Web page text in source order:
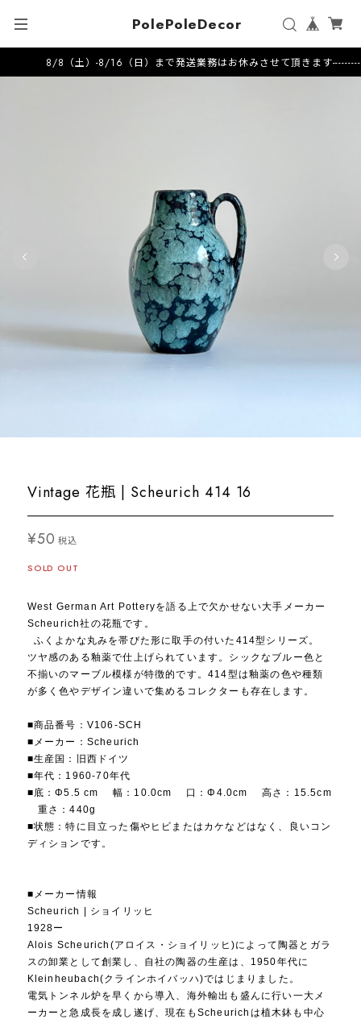
PolePoleDecor
8/8（土）-8/16（日）まで発送業務はお休みさせて頂きます
Vintage 花瓶 | Scheurich 414 16
¥50 税込
SOLD OUT
West German Art Potteryを語る上で欠かせない大手メーカー
Scheurich社の花瓶です。
ふくよかな丸みを帯びた形に取手の付いた414型シリーズ。
ツヤ感のある釉薬で仕上げられています。シックなブルー色と
不揃いのマーブル模様が特徴的です。414型は釉薬の色や種類
が多く色やデザイン違いで集めるコレクターも存在します。
■商品番号：V106-SCH
■メーカー：Scheurich
■生産国：旧西ドイツ
■年代：1960-70年代
■底：Φ5.5 cm 幅：10.0cm 口：Φ4.0cm 高さ：15.5cm
重さ：440g
■状態：特に目立った傷やヒビまたはカケなどはなく、良いコン
ディションです。
■メーカー情報
Scheurich | ショイリッヒ
1928ー
Alois Scheurich(アロイス・ショイリッヒ)によって陶器とガラ
スの卸業として創業し、自社の陶器の生産は、1950年代に
Kleinheubach(クラインホイバッハ)ではじまりました。
電気トンネル炉を早くから導入、海外輸出も盛んに行い一大メ
ーカーと急成長を成し遂げ、現在もScheurichは植木鉢も中心